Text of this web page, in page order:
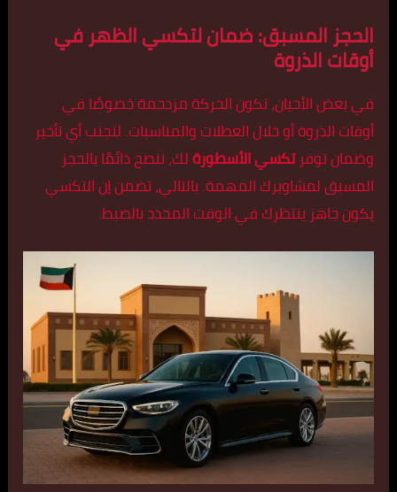
الحجز المسبق: ضمان لتكسي الظهر في
أوقات الذروة
في بعض الأحيان، تكون الحركة مزدحمة خصوصًا في
أوقات الذروة أو خلال العطلات والمناسبات. لتجنب أي تأخير
وضمان توفرتكسي الأسطورةلك، ننصح دائمًا بالحجز
المسبق لمشاويرك المهمة. بالتالي، تضمن إن التكسي
يكون جاهز ينتظرك في الوقت المحدد بالضبط.